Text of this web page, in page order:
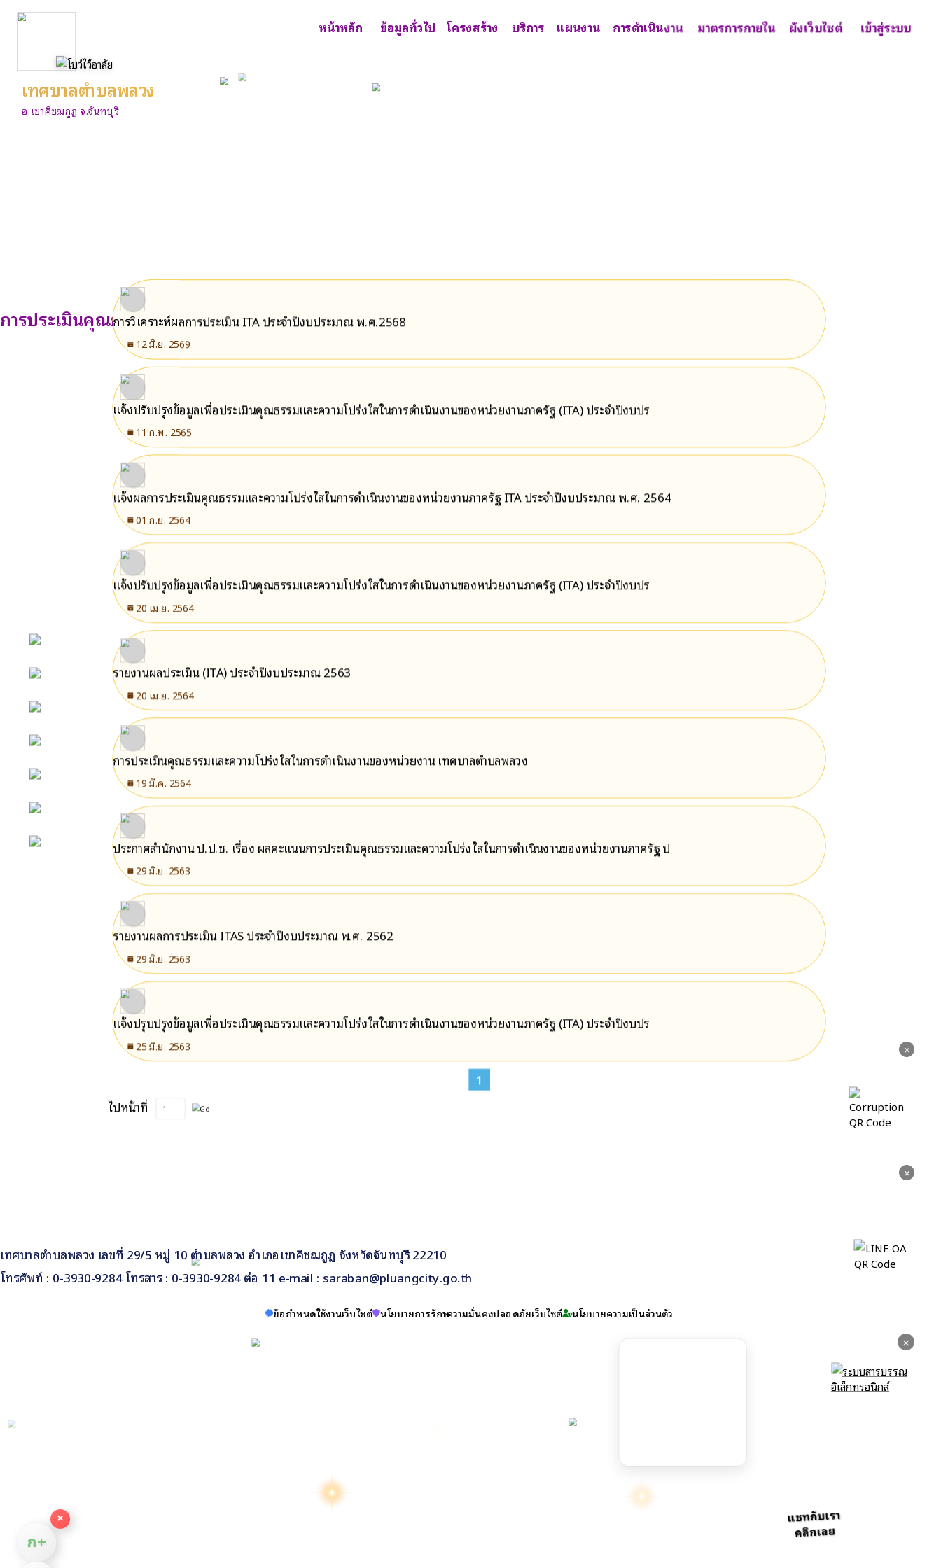
×
แชทกับเรา
คลิกเลย
เทศบาลตำบลพลวง
อ.เขาคิชฌกูฏ จ.จันทบุรี
หน้าหลัก ข้อมูลทั่วไป โครงสร้าง บริการ แผนงาน การดำเนินงาน มาตรการภายใน ผังเว็บไซต์ เข้าสู่ระบบ
การประเมินคุณธรรมและความโปร่งใส ITA
การวิเคราะห์ผลการประเมิน ITA ประจำปีงบประมาณ พ.ศ.2568
12 มิ.ย. 2569
แจ้งปรับปรุงข้อมูลเพื่อประเมินคุณธรรมและความโปร่งใสในการดำเนินงานของหน่วยงานภาครัฐ (ITA) ประจำปีงบปร
11 ก.พ. 2565
แจ้งผลการประเมินคุณธรรมและความโปร่งใสในการดำเนินงานของหน่วยงานภาครัฐ ITA ประจำปีงบประมาณ พ.ศ. 2564
01 ก.ย. 2564
แจ้งปรับปรุงข้อมูลเพื่อประเมินคุณธรรมและความโปร่งใสในการดำเนินงานของหน่วยงานภาครัฐ (ITA) ประจำปีงบปร
20 เม.ย. 2564
รายงานผลประเมิน (ITA) ประจำปีงบประมาณ 2563
20 เม.ย. 2564
การประเมินคุณธรรมและความโปร่งใสในการดำเนินงานของหน่วยงาน เทศบาลตำบลพลวง
19 มี.ค. 2564
ประกาศสำนักงาน ป.ป.ช. เรื่อง ผลคะแนนการประเมินคุณธรรมและความโปร่งใสในการดำเนินงานของหน่วยงานภาครัฐ ป
29 มิ.ย. 2563
รายงานผลการประเมิน ITAS ประจำปีงบประมาณ พ.ศ. 2562
29 มิ.ย. 2563
แจ้งปรุบปรุงข้อมูลเพื่อประเมินคุณธรรมและความโปร่งใสในการดำเนินงานของหน่วยงานภาครัฐ (ITA) ประจำปีงบปร
25 มิ.ย. 2563
1
ไปหน้าที่
เทศบาลตำบลพลวง เลขที่ 29/5 หมู่ 10 ตำบลพลวง อำเภอเขาคิชฌกูฏ จังหวัดจันทบุรี 22210
โทรศัพท์ : 0-3930-9284 โทรสาร : 0-3930-9284 ต่อ 11 e-mail : saraban@pluangcity.go.th
ข้อกำหนดใช้งานเว็บไซต์ นโยบายการรักษาความมั่นคงปลอดภัยเว็บไซต์ นโยบายความเป็นส่วนตัว
×
ก+
×
×